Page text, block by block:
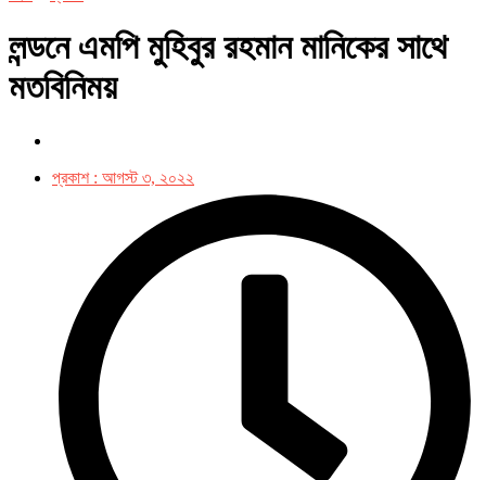
লন্ডনে এমপি মুহিবুর রহমান মানিকের সাথে
মতবিনিময়
প্রকাশ : আগস্ট ৩, ২০২২